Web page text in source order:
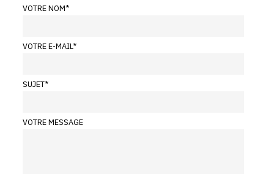
VOTRE NOM*
VOTRE E-MAIL*
SUJET*
VOTRE MESSAGE